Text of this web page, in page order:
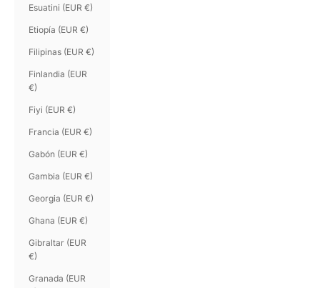
Esuatini (EUR €)
Etiopía (EUR €)
Filipinas (EUR €)
Finlandia (EUR
€)
Fiyi (EUR €)
Francia (EUR €)
Gabón (EUR €)
Gambia (EUR €)
Georgia (EUR €)
Ghana (EUR €)
Gibraltar (EUR
€)
Granada (EUR